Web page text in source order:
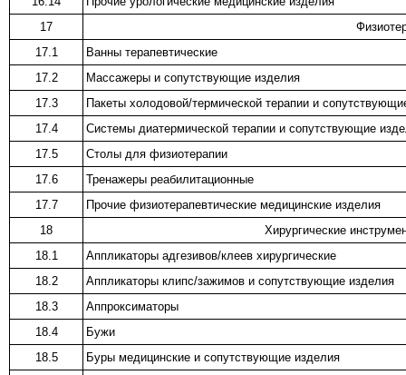
17
17.1
Ванны терапевтические
17.2
Массажеры и сопутствующие изделия
17.3
Пакеты холодовой/термической терапии и
17.4
Системы диатермической терапии и сопутствующие
17.5
Столы для физиотерапии
17.6
Тренажеры реабилитационные
17.7
Прочие физиотерапевтические медицинские изделия
18
Хирургические
18.1
Аппликаторы адгезивов/клеев хирургические
18.2
Аппликаторы клипс/зажимов и сопутствующие изделия
18.3
Аппроксиматоры
18.4
Бужи
18.5
Буры медицинские и сопутствующие изделия